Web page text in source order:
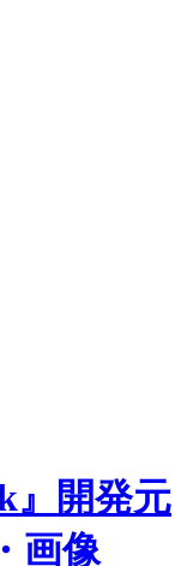
』開発元
画像